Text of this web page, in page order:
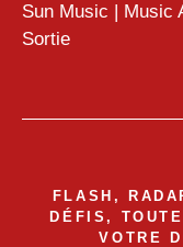
Sun Music | Music
Sortie
FLASH,
DÉFIS,
VOTRE